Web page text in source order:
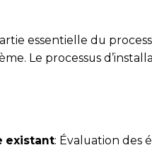
essentielle du
Le processus
existant: Évaluation des